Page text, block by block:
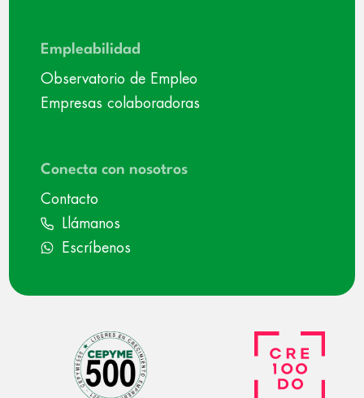
Empleabilidad
Observatorio de Empleo
Empresas colaboradoras
Conecta con nosotros
Contacto
Llámanos
Escríbenos